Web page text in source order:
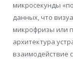
микросекунды
данных, что
микрофризы или
архитектура
взаимодействие